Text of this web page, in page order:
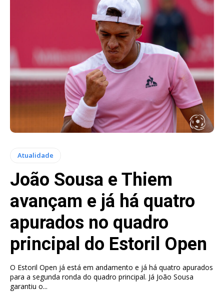
Atualidade
João Sousa e Thiem
avançam e já há quatro
apurados no quadro
principal do Estoril Open
O Estoril Open já está em andamento e já há quatro apurados
para a segunda ronda do quadro principal. Já João Sousa
garantiu o...